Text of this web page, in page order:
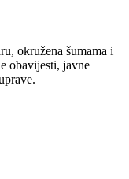
okružena šumama i
obavijesti, javne